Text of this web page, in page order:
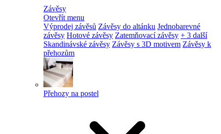
Závěsy
Otevřít menu
Výprodej závěsů Závěsy do altánku Jednobarevné
závěsy Hotové závěsy Zatemňovací závěsy + 3 další
Skandinávské závěsy Závěsy s 3D motivem Závěsy k
přehozům
Přehozy na postel